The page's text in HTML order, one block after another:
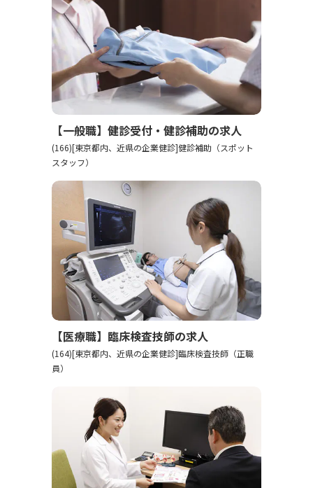
【一般職】健診受付・健診補助の求人
(166)[東京都内、近県の企業健診]健診補助（スポット
スタッフ）
【医療職】臨床検査技師の求人
(164)[東京都内、近県の企業健診]臨床検査技師（正職
員）